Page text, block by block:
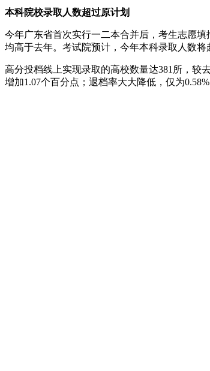
本科院校录取人数超过原计划
今年广东省首次实行一二本合并后，考生志愿填
均高于去年。考试院预计，今年本科录取人数将
高分投档线上实现录取的高校数量达381所，较
增加1.07个百分点；退档率大大降低，仅为